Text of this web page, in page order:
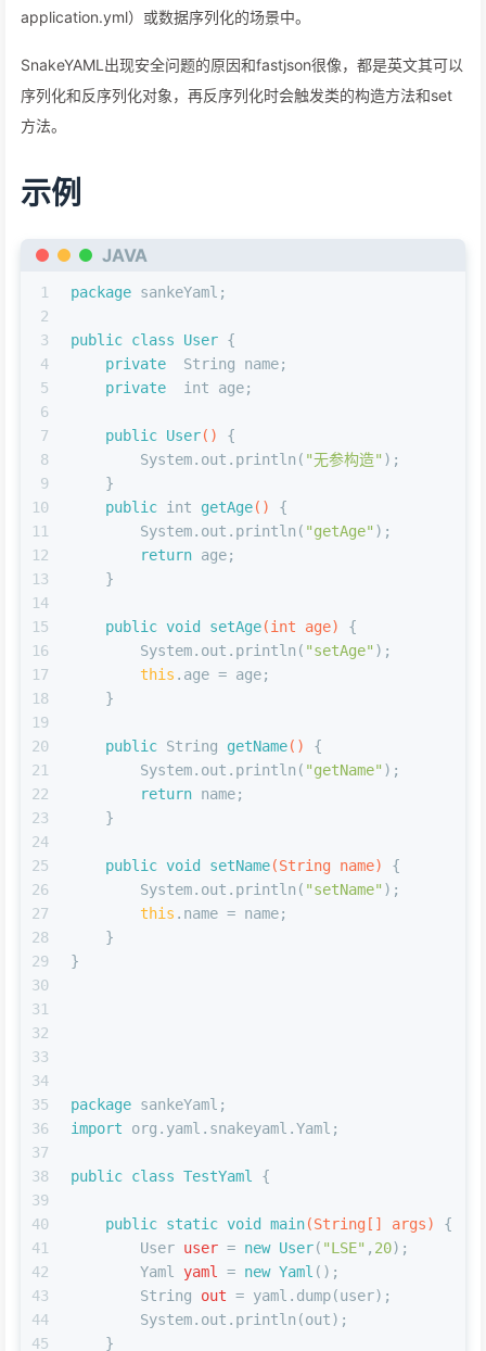
application.yml）或数据序列化的场景中。
SnakeYAML出现安全问题的原因和fastjson很像，都是英文其可以
序列化和反序列化对象，再反序列化时会触发类的构造方法和set
方法。
示例
JAVA
1
2
3
4
5
6
7
8
9
10
11
12
13
14
15
16
17
18
19
20
21
22
23
24
25
26
27
28
29
30
31
32
33
34
35
36
37
38
39
40
41
42
43
44
45
package sankeYaml;
public class User {
private
  String name;
private
int age;
public User()
{
        System.out.println(
"无参构造" );
    }
public int getAge()
{
        System.out.println(
"getAge" );
return age;
    }
public void setAge(int age)
{
        System.out.println(
"setAge" );
this .age = age;
    }
public String getName()
{
        System.out.println(
"getName" );
return name;
    }
public void setName(String name)
{
        System.out.println(
"setName" );
this .name = name;
    }
}
package sankeYaml;
import org.yaml.snakeyaml.Yaml;
public class TestYaml {
public static void main(String[] args)
{
User user = new User( "LSE" , 20);
Yaml
yaml = new Yaml ();
String
out = yaml.dump(user);
        System.out.println(out);
    }